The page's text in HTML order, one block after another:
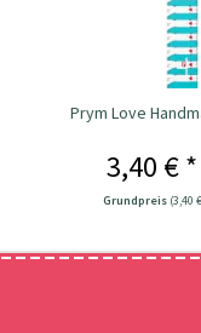
Prym Love
3,40 € *
Grundpreis (3,40